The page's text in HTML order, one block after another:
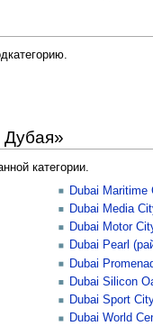
Дубая»
категории.
Dubai Maritime
Dubai Media
Dubai Motor
Dubai Pearl
Dubai
Dubai Silicon
Dubai Sport
Dubai World